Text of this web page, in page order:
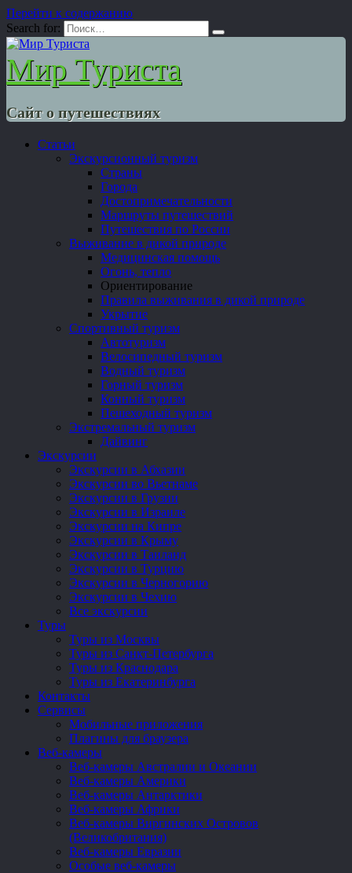
Перейти к содержанию
Search for:
Мир Туриста
Сайт о путешествиях
Статьи
Экскурсионный туризм
Страны
Города
Достопримечательности
Маршруты путешествий
Путешествия по России
Выживание в дикой природе
Медицинская помощь
Огонь, тепло
Ориентирование
Правила выживания в дикой природе
Укрытие
Спортивный туризм
Автотуризм
Велосипедный туризм
Водный туризм
Горный туризм
Конный туризм
Пешеходный туризм
Экстремальный туризм
Дайвинг
Экскурсии
Экскурсии в Абхазии
Экскурсии во Вьетнаме
Экскурсии в Грузии
Экскурсии в Израиле
Экскурсии на Кипре
Экскурсии в Крыму
Экскурсии в Таиланд
Экскурсии в Турцию
Экскурсии в Черногорию
Экскурсии в Чехию
Все экскурсии
Туры
Туры из Москвы
Туры из Санкт-Петербурга
Туры из Краснодара
Туры из Екатеринбурга
Контакты
Сервисы
Мобильные приложения
Плагины для браузера
Веб-камеры
Веб-камеры Австралии и Океании
Веб-камеры Америки
Веб-камеры Антарктики
Веб-камеры Африки
Веб-камеры Виргинских Островов
(Великобритания)
Веб-камеры Евразии
Особые веб-камеры